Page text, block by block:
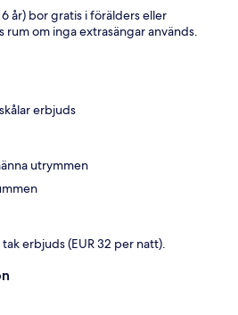
år) bor gratis i förälders eller
rum om inga extrasängar används.
erbjuds
utrymmen
erbjuds (EUR 32 per natt).